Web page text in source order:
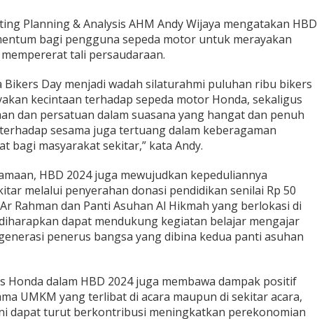
Planning & Analysis AHM Andy Wijaya mengatakan HBD
bagi pengguna sepeda motor untuk merayakan
tali persaudaraan.
Bikers Day menjadi wadah silaturahmi puluhan ribu bikers
kecintaan terhadap sepeda motor Honda, sekaligus
dan persatuan dalam suasana yang hangat dan penuh
sesama juga tertuang dalam keberagaman
bagi masyarakat sekitar,” kata Andy.
HBD 2024 juga mewujudkan kepeduliannya
melalui penyerahan donasi pendidikan senilai Rp 50
Rahman dan Panti Asuhan Al Hikmah yang berlokasi di
dapat mendukung kegiatan belajar mengajar
penerus bangsa yang dibina kedua panti asuhan
Honda dalam HBD 2024 juga membawa dampak positif
UMKM yang terlibat di acara maupun di sekitar acara,
dapat turut berkontribusi meningkatkan perekonomian